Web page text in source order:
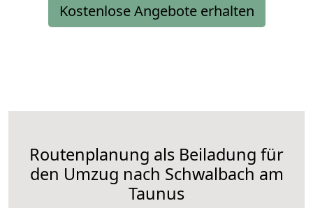
Kostenlose Angebote erhalten
Routenplanung als Beiladung für
den Umzug nach Schwalbach am
Taunus